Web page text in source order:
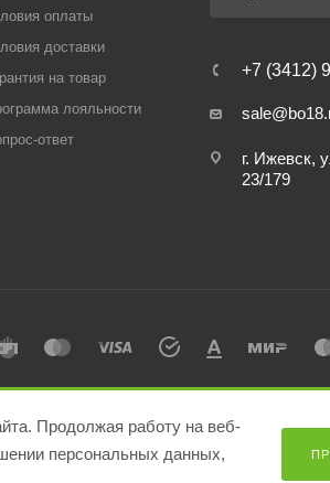
оплаты
доставки
на товар
лояльности
ответ
+7 (3412)
г. Ижевск,
23/179
Продолжая работу на веб-
персональных данных,